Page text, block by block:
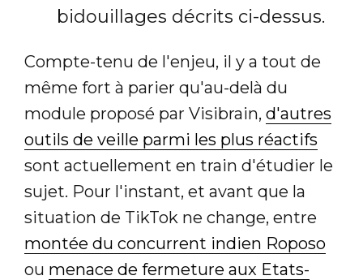
bidouillages décrits ci-dessus.
Compte-tenu de l'enjeu, il y a tout de
même fort à parier qu'au-delà du
module proposé par Visibrain, d'autres
outils de veille parmi les plus réactifs
sont actuellement en train d'étudier le
sujet. Pour l'instant, et avant que la
situation de TikTok ne change, entre
montée du concurrent indien Roposo
ou menace de fermeture aux Etats-